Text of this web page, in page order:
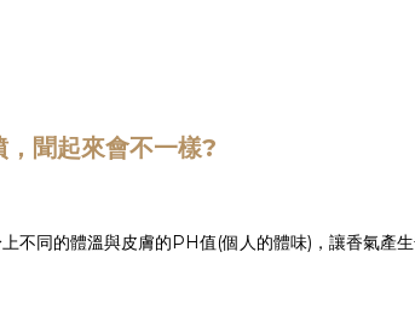
聞起來會不一樣?
不同的體溫與皮膚的PH值(個人的體味)，讓香氣產